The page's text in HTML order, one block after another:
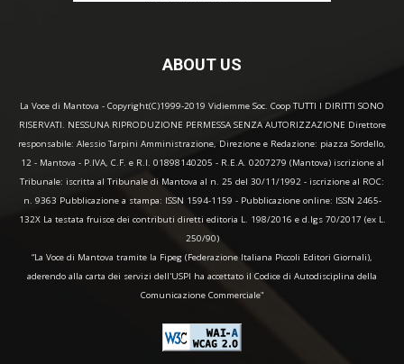
ABOUT US
La Voce di Mantova - Copyright(C)1999-2019 Vidiemme Soc. Coop TUTTI I DIRITTI SONO
RISERVATI. NESSUNA RIPRODUZIONE PERMESSA SENZA AUTORIZZAZIONE Direttore
responsabile: Alessio Tarpini Amministrazione, Direzione e Redazione: piazza Sordello,
12 - Mantova - P.IVA, C.F. e R.I. 01898140205 - R.E.A. 0207279 (Mantova) iscrizione al
Tribunale: iscritta al Tribunale di Mantova al n. 25 del 30/11/1992 - iscrizione al ROC:
n. 9363 Pubblicazione a stampa: ISSN 1594-1159 - Pubblicazione online: ISSN 2465-
132X La testata fruisce dei contributi diretti editoria L. 198/2016 e d.lgs 70/2017 (ex L.
250/90)
“La Voce di Mantova tramite la Fipeg (Federazione Italiana Piccoli Editori Giornali),
aderendo alla carta dei servizi dell'USPI ha accettato il Codice di Autodisciplina della
Comunicazione Commerciale"